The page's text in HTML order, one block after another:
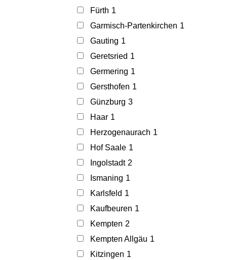
Fürth 1
Garmisch-Partenkirchen 1
Gauting 1
Geretsried 1
Germering 1
Gersthofen 1
Günzburg 3
Haar 1
Herzogenaurach 1
Hof Saale 1
Ingolstadt 2
Ismaning 1
Karlsfeld 1
Kaufbeuren 1
Kempten 2
Kempten Allgäu 1
Kitzingen 1